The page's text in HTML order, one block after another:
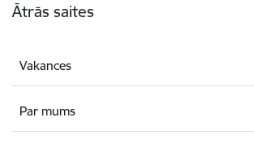
Ātrās saites
Vakances
Par mums